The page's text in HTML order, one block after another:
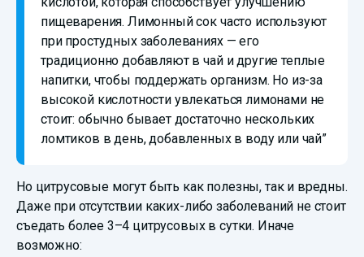
пищеварения. Лимонный сок часто используют
при простудных заболеваниях — его
традиционно добавляют в чай и другие теплые
напитки, чтобы поддержать организм. Но из-за
высокой кислотности увлекаться лимонами не
стоит: обычно бывает достаточно нескольких
ломтиков в день, добавленных в воду или чай”
Но цитрусовые могут быть как полезны, так и вредны.
Даже при отсутствии каких-либо заболеваний не стоит
съедать более 3–4 цитрусовых в сутки. Иначе
возможно: